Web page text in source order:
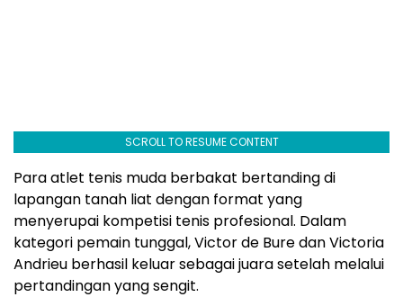
SCROLL TO RESUME CONTENT
Para atlet tenis muda berbakat bertanding di
lapangan tanah liat dengan format yang
menyerupai kompetisi tenis profesional. Dalam
kategori pemain tunggal, Victor de Bure dan Victoria
Andrieu berhasil keluar sebagai juara setelah melalui
pertandingan yang sengit.